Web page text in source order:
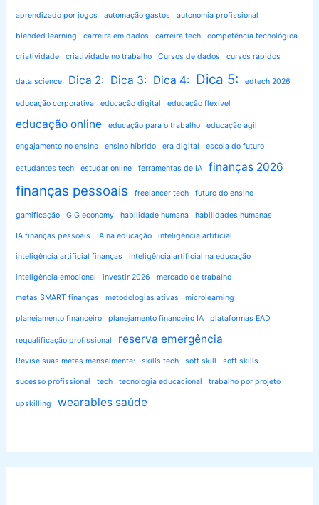
aprendizado por jogos automação gastos autonomia profissional
blended learning carreira em dados carreira tech competência tecnológica
criatividade criatividade no trabalho Cursos de dados cursos rápidos
data science Dica 2: Dica 3: Dica 4: Dica 5: edtech 2026
educação corporativa educação digital educação flexível
educação online educação para o trabalho educação ágil
engajamento no ensino ensino híbrido era digital escola do futuro
estudantes tech estudar online ferramentas de IA finanças 2026
finanças pessoais freelancer tech futuro do ensino
gamificação GIG economy habilidade humana habilidades humanas
IA finanças pessoais IA na educação inteligência artificial
inteligência artificial finanças inteligência artificial na educação
inteligência emocional investir 2026 mercado de trabalho
metas SMART finanças metodologias ativas microlearning
planejamento financeiro planejamento financeiro IA plataformas EAD
requalificação profissional reserva emergência
Revise suas metas mensalmente: skills tech soft skill soft skills
sucesso profissional tech tecnologia educacional trabalho por projeto
upskilling wearables saúde